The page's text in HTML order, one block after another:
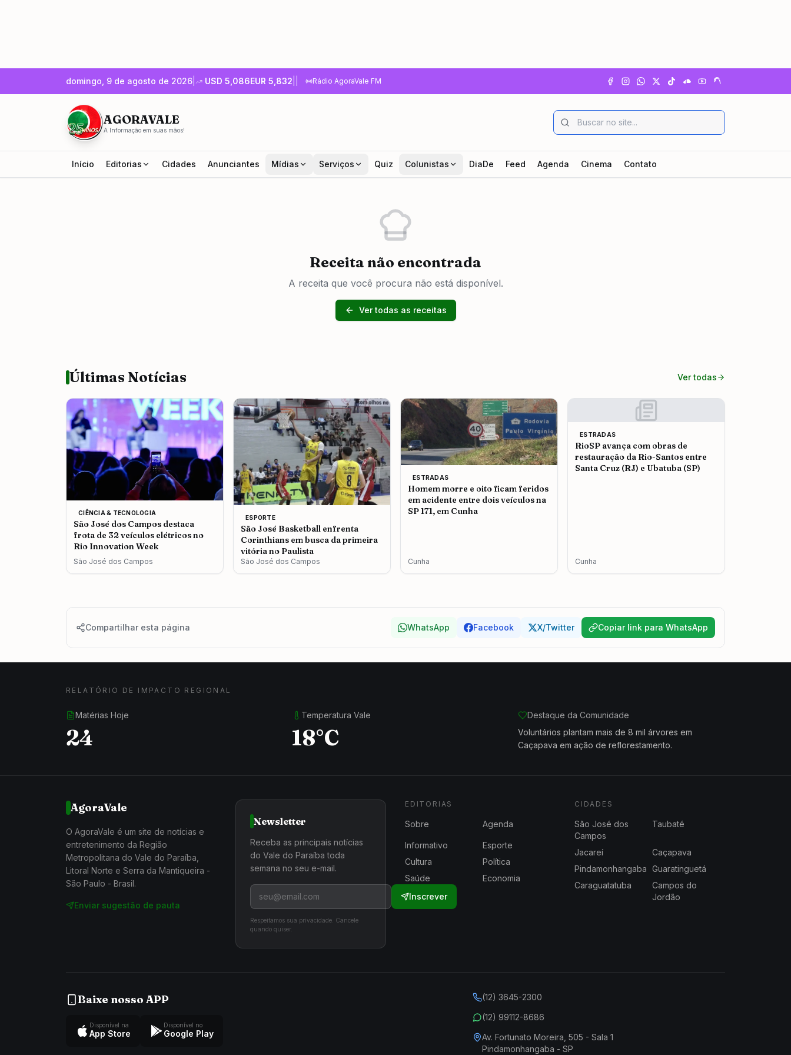
domingo, 9 de agosto de 2026 USD 5,086EUR 5,832 Rádio AgoraVale FM
AGORAVALE
A Informação em suas mãos!
Início Editorias Cidades Anunciantes Mídias Serviços Quiz Colunistas DiaDe Feed Agenda Cinema Contato
Receita não encontrada
A receita que você procura não está disponível.
Ver todas as receitas
Últimas Notícias Ver todas
CIÊNCIA & TECNOLOGIA
São José dos Campos destaca
frota de 32 veículos elétricos no
Rio Innovation Week
São José dos Campos
ESPORTE
São José Basketball enfrenta
Corinthians em busca da primeira
vitória no Paulista
São José dos Campos
ESTRADAS
Homem morre e oito ficam feridos
em acidente entre dois veículos na
SP 171, em Cunha
Cunha
ESTRADAS
RioSP avança com obras de
restauração da Rio-Santos entre
Santa Cruz (RJ) e Ubatuba (SP)
Cunha
Compartilhar esta página WhatsApp Facebook X/Twitter Copiar link para WhatsApp
RELATÓRIO DE IMPACTO REGIONAL
Matérias Hoje
24
Temperatura Vale
18°C
Destaque da Comunidade
Voluntários plantam mais de 8 mil árvores em
Caçapava em ação de reflorestamento.
AgoraVale
O AgoraVale é um site de notícias e
entretenimento da Região
Metropolitana do Vale do Paraíba,
Litoral Norte e Serra da Mantiqueira -
São Paulo - Brasil.
Enviar sugestão de pauta
Newsletter
Receba as principais notícias
do Vale do Paraíba toda
semana no seu e-mail.
Inscrever
Respeitamos sua privacidade. Cancele
quando quiser.
EDITORIAS
Sobre Agenda
Informativo
Esporte
Cultura
Política
Saúde
Economia
CIDADES
São José dos
Campos
Taubaté
Jacareí
Caçapava
Pindamonhangaba Guaratinguetá
Caraguatatuba
Campos do
Jordão
Baixe nosso APP
Disponível na
App Store
Disponível no
Google Play
(12) 3645-2300
(12) 99112-8686
Av. Fortunato Moreira, 505 - Sala 1
Pindamonhangaba - SP